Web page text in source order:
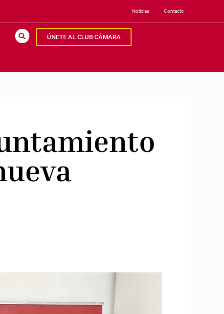
Noticias Contacto
ÚNETE AL CLUB CÁMARA